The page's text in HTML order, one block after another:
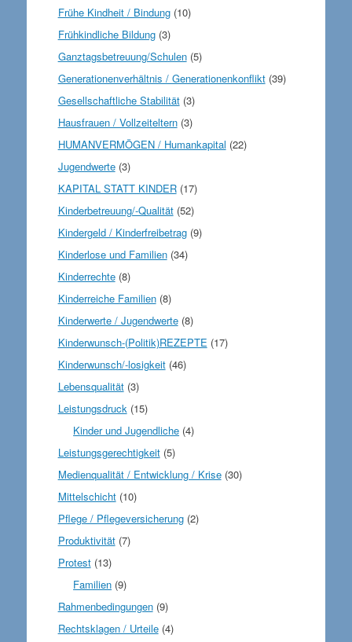
Frühe Kindheit / Bindung(10)
Frühkindliche Bildung(3)
Ganztagsbetreuung/Schulen(5)
Generationenverhältnis / Generationenkonflikt(39)
Gesellschaftliche Stabilität(3)
Hausfrauen / Vollzeiteltern(3)
HUMANVERMÖGEN / Humankapital (22)
Jugendwerte(3)
KAPITAL STATT KINDER(17)
Kinderbetreuung/-Qualität(52)
Kindergeld / Kinderfreibetrag(9)
Kinderlose und Familien(34)
Kinderrechte(8)
Kinderreiche Familien(8)
Kinderwerte / Jugendwerte(8)
Kinderwunsch-(Politik)REZEPTE (17)
Kinderwunsch/-losigkeit(46)
Lebensqualität(3)
Leistungsdruck(15)
Kinder und Jugendliche (4)
Leistungsgerechtigkeit(5)
Medienqualität / Entwicklung / Krise(30)
Mittelschicht(10)
Pflege / Pflegeversicherung(2)
Produktivität(7)
Protest(13)
Familien (9)
Rahmenbedingungen(9)
Rechtsklagen / Urteile(4)